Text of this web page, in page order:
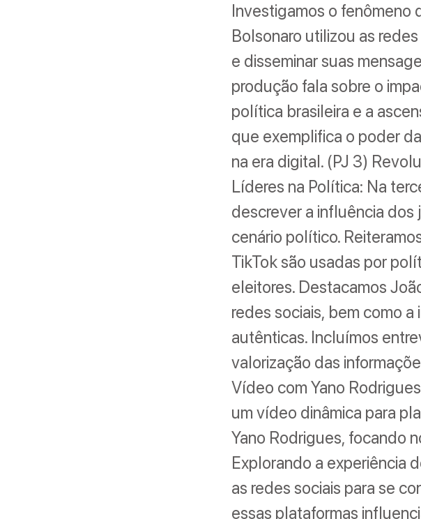
Investigamos o fenômeno
Bolsonaro utilizou as
e disseminar suas
produção fala sobre o
política brasileira e a
que exemplifica o poder
na era digital. (PJ 3)
Líderes na Política: Na
descrever a influência dos
cenário político.
TikTok são usadas por
eleitores. Destacamos
redes sociais, bem como
autênticas. Incluímos
valorização das
Vídeo com Yano
um vídeo dinâmica para
Yano Rodrigues, focando
Explorando a experiência
as redes sociais para se
essas plataformas